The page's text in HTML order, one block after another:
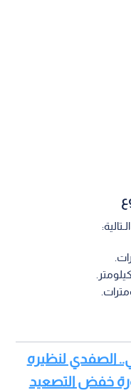
الصفدي لنظيره
خفض التصعيد